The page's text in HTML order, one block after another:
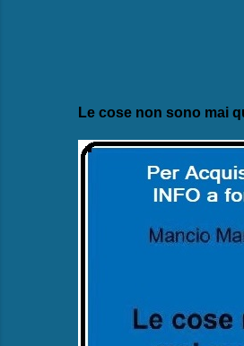
Le cose non sono mai